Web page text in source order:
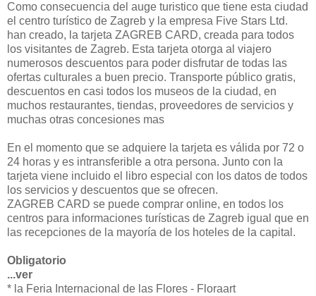
Como consecuencia del auge turistico que tiene esta ciudad
el centro turístico de Zagreb y la empresa Five Stars Ltd.
han creado, la tarjeta ZAGREB CARD, creada para todos
los visitantes de Zagreb. Esta tarjeta otorga al viajero
numerosos descuentos para poder disfrutar de todas las
ofertas culturales a buen precio. Transporte público gratis,
descuentos en casi todos los museos de la ciudad, en
muchos restaurantes, tiendas, proveedores de servicios y
muchas otras concesiones mas
En el momento que se adquiere la tarjeta es válida por 72 o
24 horas y es intransferible a otra persona. Junto con la
tarjeta viene incluido el libro especial con los datos de todos
los servicios y descuentos que se ofrecen.
ZAGREB CARD se puede comprar online, en todos los
centros para informaciones turísticas de Zagreb igual que en
las recepciones de la mayoría de los hoteles de la capital.
Obligatorio
...ver
* la Feria Internacional de las Flores - Floraart